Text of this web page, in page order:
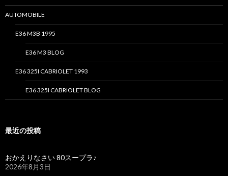
AUTOMOBILE
E36 M3B 1995
E36 M3 BLOG
E36 325I CABRIOLET 1993
E36 325I CABRIOLET BLOG
最近の投稿
おかえりなさい 80スープラ♪
2026年8月3日